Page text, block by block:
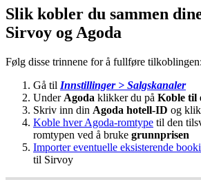
Slik kobler du sammen
Sirvoy og Agoda
Følg disse trinnene for å fullføre tilkoblingen:
Gå til Innstillinger > Salgskanaler
Under Agoda klikker du på Koble til
Skriv inn din Agoda hotell-ID og
Koble hver Agoda-romtype til den
romtypen ved å bruke grunnprisen
Importer eventuelle eksisterende
til Sirvoy